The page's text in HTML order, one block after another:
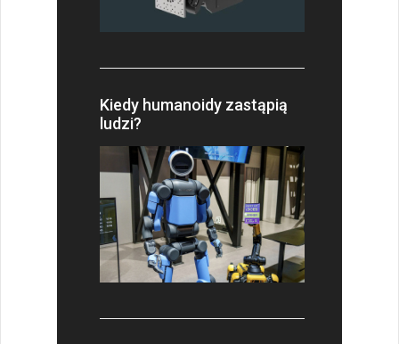
Kiedy humanoidy zastąpią
ludzi?